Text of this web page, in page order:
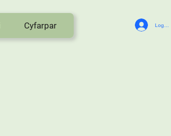
Cyfarpar Log In